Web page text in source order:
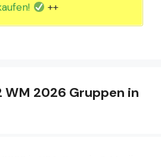
++
WM 2026 Gruppen in